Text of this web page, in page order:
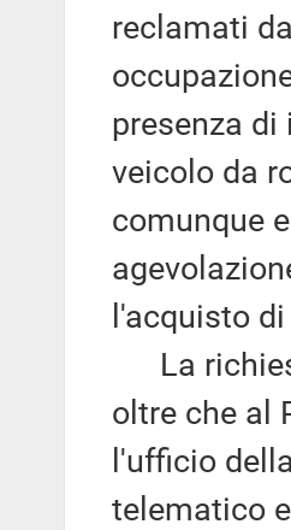
reclamati
presenza
veicolo da
comunque
l'acquisto
La
oltre che al
l'ufficio
telematico